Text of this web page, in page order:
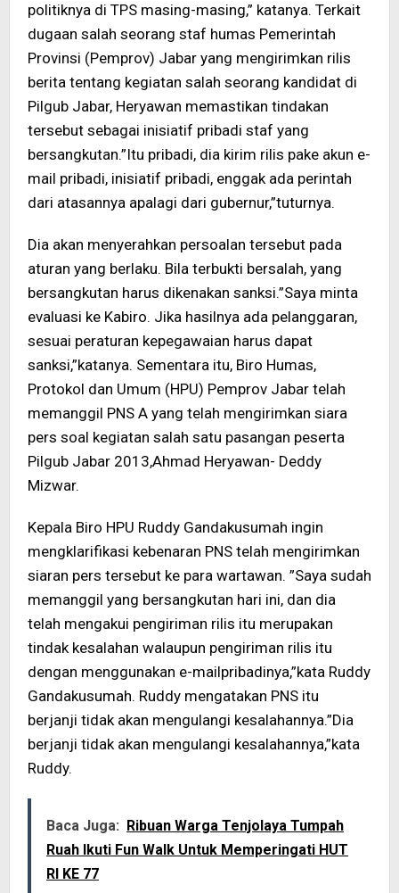
politiknya di TPS masing-masing,” katanya. Terkait
dugaan salah seorang staf humas Pemerintah
Provinsi (Pemprov) Jabar yang mengirimkan rilis
berita tentang kegiatan salah seorang kandidat di
Pilgub Jabar, Heryawan memastikan tindakan
tersebut sebagai inisiatif pribadi staf yang
bersangkutan.”Itu pribadi, dia kirim rilis pake akun e-
mail pribadi, inisiatif pribadi, enggak ada perintah
dari atasannya apalagi dari gubernur,”tuturnya.
Dia akan menyerahkan persoalan tersebut pada
aturan yang berlaku. Bila terbukti bersalah, yang
bersangkutan harus dikenakan sanksi.”Saya minta
evaluasi ke Kabiro. Jika hasilnya ada pelanggaran,
sesuai peraturan kepegawaian harus dapat
sanksi,”katanya. Sementara itu, Biro Humas,
Protokol dan Umum (HPU) Pemprov Jabar telah
memanggil PNS A yang telah mengirimkan siara
pers soal kegiatan salah satu pasangan peserta
Pilgub Jabar 2013,Ahmad Heryawan- Deddy
Mizwar.
Kepala Biro HPU Ruddy Gandakusumah ingin
mengklarifikasi kebenaran PNS telah mengirimkan
siaran pers tersebut ke para wartawan. ”Saya sudah
memanggil yang bersangkutan hari ini, dan dia
telah mengakui pengiriman rilis itu merupakan
tindak kesalahan walaupun pengiriman rilis itu
dengan menggunakan e-mailpribadinya,”kata Ruddy
Gandakusumah. Ruddy mengatakan PNS itu
berjanji tidak akan mengulangi kesalahannya.”Dia
berjanji tidak akan mengulangi kesalahannya,”kata
Ruddy.
Baca Juga: Ribuan Warga Tenjolaya Tumpah
Ruah Ikuti Fun Walk Untuk Memperingati HUT
RI KE 77